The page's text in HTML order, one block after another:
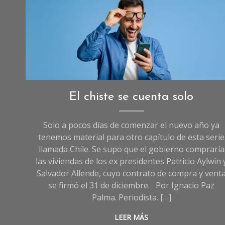
Crédito: Moon Safari
Opinión,
Sociedad
El chiste se cuenta solo
Solo a pocos días de comenzar el nuevo año ya
tenemos material para otro capítulo de esta serie
llamada Chile. Se supo que el gobierno compraría
las viviendas de los ex presidentes Patricio Aylwin
Salvador Allende, cuyo contrato de compra y
se firmó el 31 de diciembre. Por Ignacio Paz
Palma. Periodista. […]
LEER MÁS